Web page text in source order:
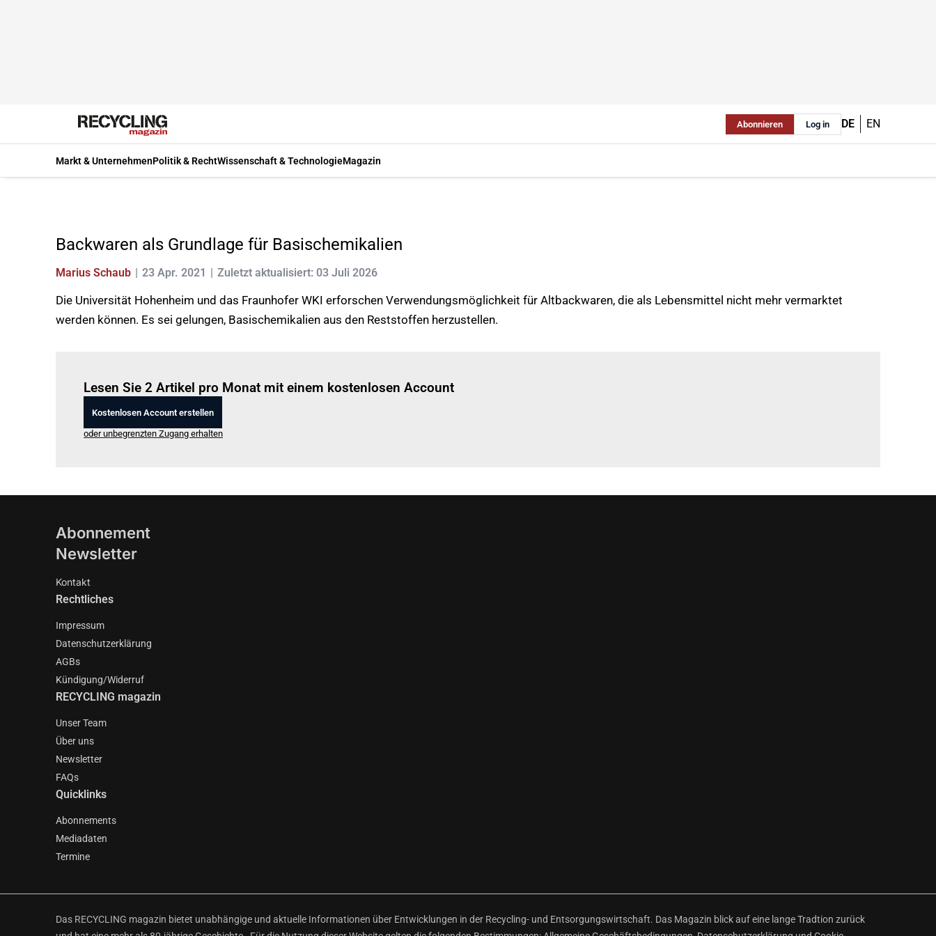
Abonnieren Log in DE EN
Markt & UnternehmenPolitik & RechtWissenschaft & TechnologieMagazin
Backwaren als Grundlage für Basischemikalien
Marius Schaub 23 Apr. 2021 Zuletzt aktualisiert: 03 Juli 2026
Die Universität Hohenheim und das Fraunhofer WKI erforschen Verwendungsmöglichkeit für Altbackwaren, die als Lebensmittel nicht mehr vermarktet
werden können. Es sei gelungen, Basischemikalien aus den Reststoffen herzustellen.
Lesen Sie 2 Artikel pro Monat mit einem kostenlosen Account
Kostenlosen Account erstellen
oder unbegrenzten Zugang erhalten
Abonnement
Newsletter
Kontakt
Rechtliches
Impressum
Datenschutzerklärung
AGBs
Kündigung/Widerruf
RECYCLING magazin
Unser Team
Über uns
Newsletter
FAQs
Quicklinks
Abonnements
Mediadaten
Termine
Das RECYCLING magazin bietet unabhängige und aktuelle Informationen über Entwicklungen in der Recycling- und Entsorgungswirtschaft. Das Magazin blick auf eine lange Tradtion zurück